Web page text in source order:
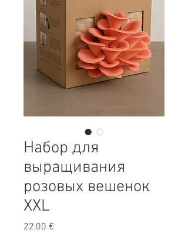
Набор для
выращивания
розовых вешенок
XXL
22,00 €